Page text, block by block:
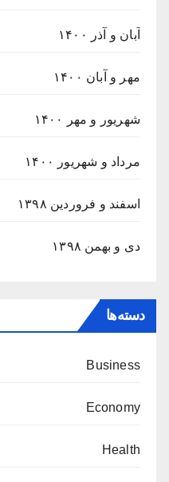
آبان و آذر ۱۴۰۰
مهر و آبان ۱۴۰۰
شهریور و مهر ۱۴۰۰
مرداد و شهریور ۱۴۰۰
اسفند و فروردین ۱۳۹۸
دی و بهمن ۱۳۹۸
دسته‌ها
Business
Economy
Health